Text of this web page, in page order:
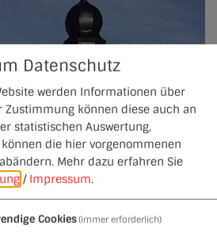
Datenschutz
werden Informationen über
Zustimmung können diese auch an
statistischen Auswertung,
die hier vorgenommenen
Mehr dazu erfahren Sie
/ Impressum.
Cookies(immer erforderlich)